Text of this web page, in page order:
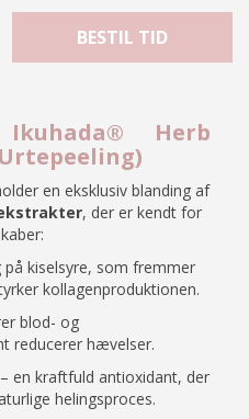
BESTIL TID
Herb
en eksklusiv blanding af
, der er kendt for
på kiselsyre, som fremmer
kollagenproduktionen.
blod- og
reducerer hævelser.
– en kraftfuld antioxidant, der
helingsproces.